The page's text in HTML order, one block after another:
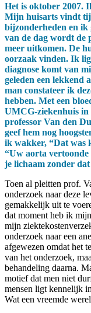
Het is oktober 2007.
Mijn huisarts vindt
bijzonderheden en
van de dag wordt
meer uitkomen. De
oorzaak vinden. Ik
diagnose komt van
geleden een lekkend
man constateer ik
hebben. Met een
UMCG-ziekenhuis
professor Van den
geef hem nog
ik wakker, “Dat was
“Uw aorta
je lichaam zonder
Toen al pleitten prof.
onderzoek naar deze
gemakkelijk uit te
dat moment heb ik
mijn
onderzoek naar een
afgewezen omdat het
van het onderzoek,
behandeling daarna.
motief dat men niet
mensen ligt kennelijk
Wat een vreemde